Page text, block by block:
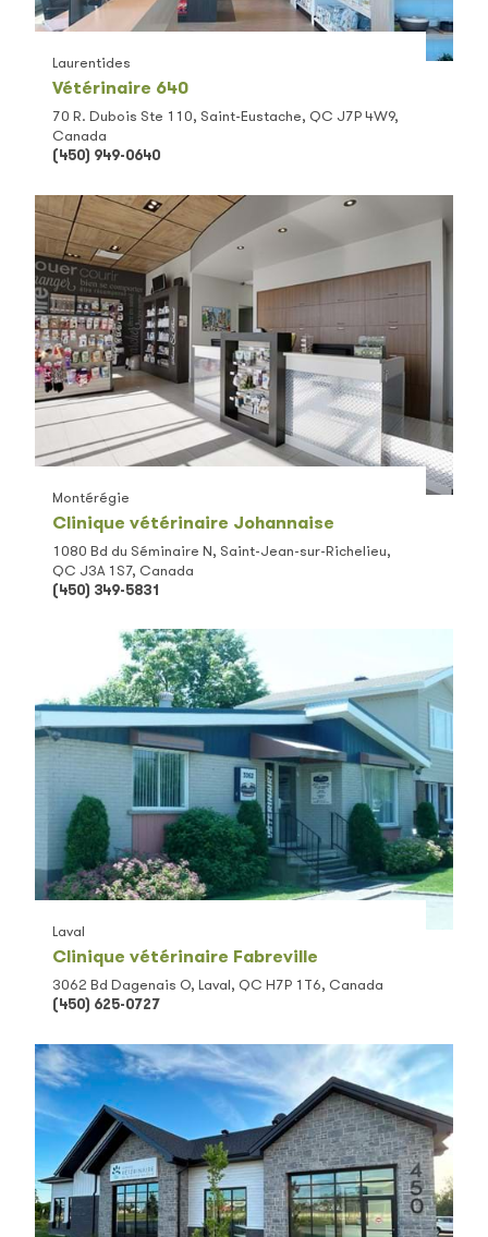
Vétérinaire 640
Laurentides
70 R. Dubois Ste 110, Saint-Eustache, QC J7P 4W9,
Canada
(450) 949-0640
Clinique vétérinaire Johannaise
Montérégie
1080 Bd du Séminaire N, Saint-Jean-sur-Richelieu,
QC J3A 1S7, Canada
(450) 349-5831
Clinique vétérinaire Fabreville
Laval
3062 Bd Dagenais O, Laval, QC H7P 1T6, Canada
(450) 625-0727